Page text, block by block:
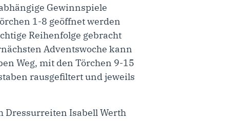
Gewinnspiele
1-8 geöffnet werden
Reihenfolge gebracht
Adventswoche kann
Weg, mit den Törchen 9-15
rausgefiltert und jeweils
Isabell Werth